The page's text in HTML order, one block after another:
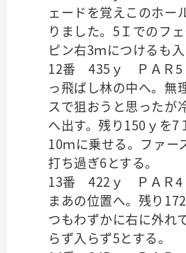
ェードを覚えこのホー
りました。5Ｉでのフ
ピン右3ｍにつけるも入
12番 435ｙ ＰＡＲ
っ飛ばし林の中へ。無
スで狙おうと思ったが
へ出す。残り150ｙを7
10ｍに乗せる。ファー
打ち過ぎ6とする。
13番 422ｙ ＰＡＲ
まあの位置へ。残り
つもわずかに右に外れ
らず入らず5とする。